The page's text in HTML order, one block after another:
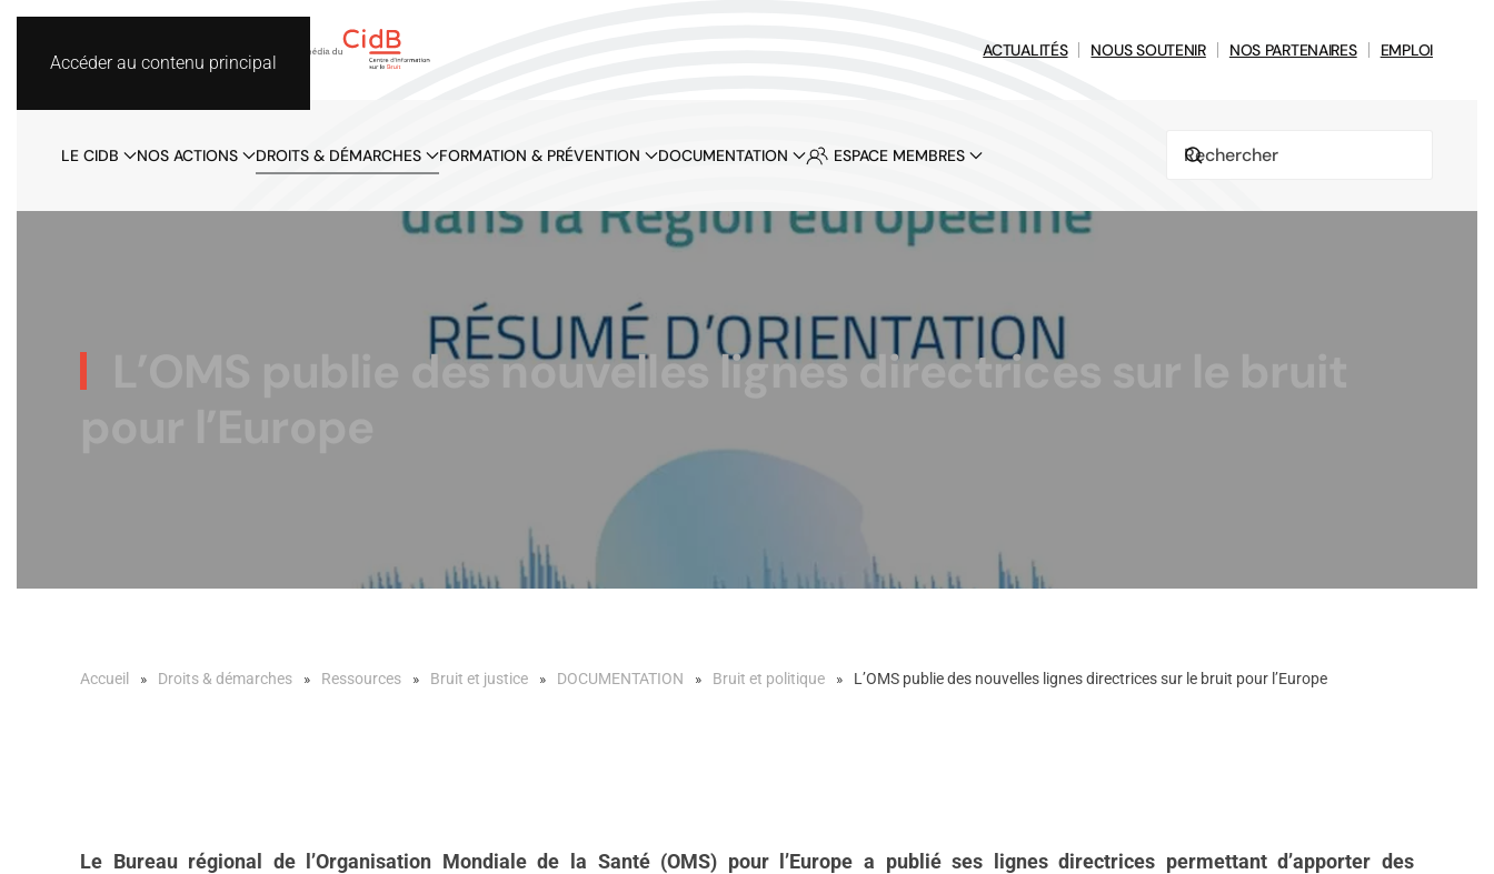
Accéder au contenu principal
ACTUALITÉS NOUS SOUTENIR NOS PARTENAIRES EMPLOI
LE CIDB NOS ACTIONS DROITS & DÉMARCHES FORMATION & PRÉVENTION DOCUMENTATION ESPACE MEMBRES
L’OMS publie des nouvelles lignes directrices sur le bruit
Accueil Droits & démarches Ressources Bruit et justice DOCUMENTATION Bruit et politique L’OMS publie des nouvelles lignes directrices sur le bruit pour l’Europe
Le Bureau régional de l’Organisation Mondiale de la Santé (OMS) pour l’Europe a publié ses lignes directrices permettant d’apporter des